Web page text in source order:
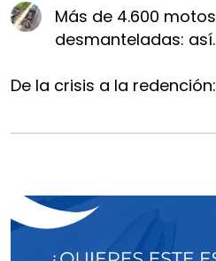
Más de 4.600
desmanteladas:
De la crisis a la redención: